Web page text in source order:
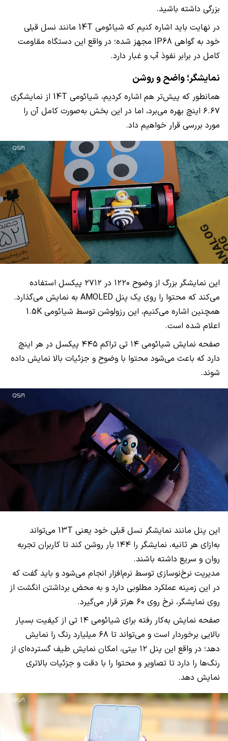
بزرگی داشته باشید.
در نهایت باید اشاره کنیم که شیائومی 14T مانند نسل قبلی
خود به گواهی IP68 مجهز شده؛ در واقع این دستگاه مقاومت
کامل در برابر نفوذ آب و غبار دارد.
نمایشگر؛ واضح و روشن
همانطور که پیش‌تر هم اشاره کردیم، شیائومی 14T از نمایشگری
۶.۶۷ اینچ بهره می‌برد، اما در این بخش به‌صورت کامل آن را
مورد بررسی قرار خواهیم داد.
این نمایشگر بزرگ از وضوح ۱۲۲۰ در ۲۷۱۲ پیکسل استفاده
می‌کند که محتوا را روی یک پنل AMOLED به نمایش می‌گذارد.
همچنین اشاره می‌کنیم، این رزولوشن توسط شیائومی 1.5K
اعلام شده است.
صفحه نمایش شیائومی ۱۴ تی تراکم ۴۴۵ پیکسل در هر اینچ
دارد که باعث می‌شود محتوا با وضوح و جزئیات بالا نمایش داده
شوند.
این پنل مانند نمایشگر نسل قبلی خود یعنی 13T می‌تواند
به‌ازای هر ثانیه، نمایشگر را ۱۴۴ بار روشن کند تا کاربران تجربه
روان و سریع داشته باشند.
مدیریت نرخ‌نوسازی توسط نرم‌افزار انجام می‌شود و باید گفت که
در این زمینه عملکرد مطلوبی دارد و به محض برداشتن انگشت از
روی نمایشگر، نرخ روی ۶۰ هرتز قرار می‌گیرد.
صفحه نمایش به‌کار رفته برای شیائومی ۱۴ تی از کیفیت بسیار
بالایی برخوردار است و می‌تواند تا ۶۸ میلیارد رنگ را نمایش
دهد؛ در واقع این پنل ۱۲ بیتی، امکان نمایش طیف گسترده‌ای از
رنگ‌ها را دارد تا تصاویر و محتوا را با دقت و جزئیات بالاتری
نمایش دهد.